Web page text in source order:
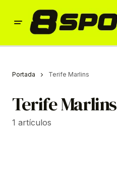
Portada Terife Marlins
Terife Marlins
1 artículos